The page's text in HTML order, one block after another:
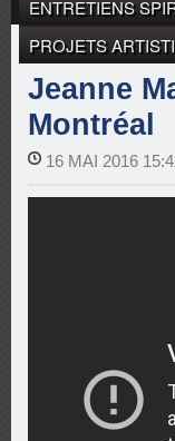
ENTRETIENS
PROJETS
BIOGRAPHIES
Jeanne
Montréal
16 MAI 2016